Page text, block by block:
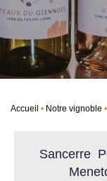
Accueil Notre vignoble
Sancerre